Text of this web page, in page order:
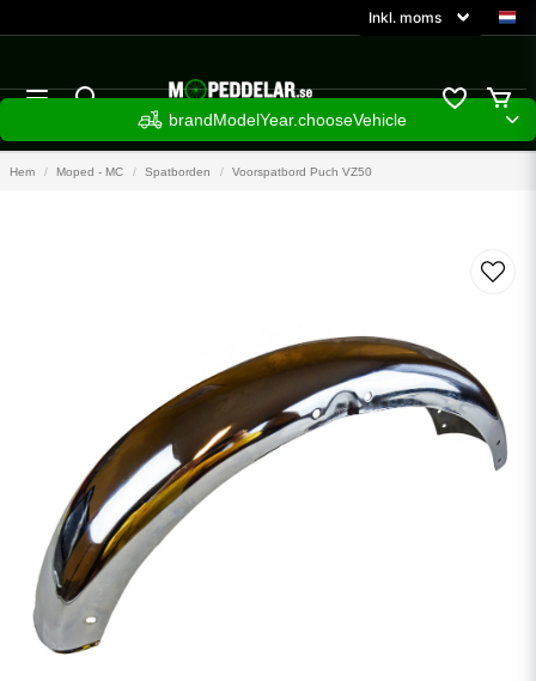
brandModelYear.chooseVehicle
Hem Moped - MC Spatborden Voorspatbord Puch VZ50